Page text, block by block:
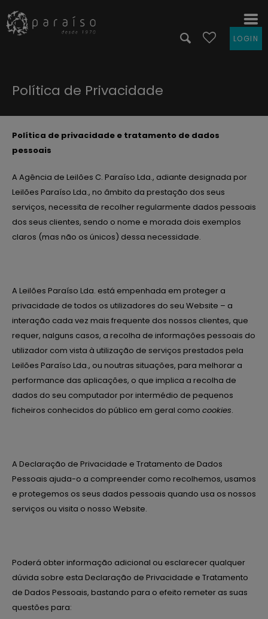
LOGIN
Política de Privacidade
Política de privacidade e tratamento de dados
pessoais
A Agência de Leilões C. Paraíso Lda., adiante designada por
Leilões Paraíso Lda., no âmbito da prestação dos seus
serviços, necessita de recolher regularmente dados pessoais
dos seus clientes, sendo o nome e morada dois exemplos
claros (mas não os únicos) dessa necessidade.
A Leilões Paraíso Lda. está empenhada em proteger a
privacidade de todos os utilizadores do seu Website – a
interação cada vez mais frequente dos nossos clientes, que
requer, nalguns casos, a recolha de informações pessoais do
utilizador com vista à utilização de serviços prestados pela
Leilões Paraíso Lda., ou noutras situações, para melhorar a
performance das aplicações, o que implica a recolha de
dados do seu computador por intermédio de pequenos
ficheiros conhecidos do público em geral como cookies.
A Declaração de Privacidade e Tratamento de Dados
Pessoais ajuda-o a compreender como recolhemos, usamos
e protegemos os seus dados pessoais quando usa os nossos
serviços ou visita o nosso Website.
Poderá obter informação adicional ou esclarecer qualquer
dúvida sobre esta Declaração de Privacidade e Tratamento
de Dados Pessoais, bastando para o efeito remeter as suas
questões para: